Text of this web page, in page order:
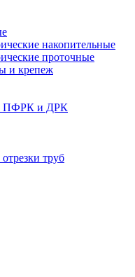
накопительные
проточные
и крепеж
ПФРК и ДРК
труб